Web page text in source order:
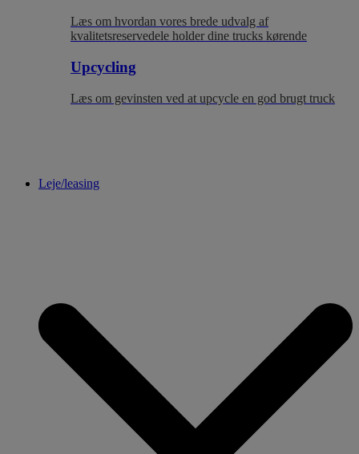
Læs om hvordan vores brede udvalg af
kvalitetsreservedele holder dine trucks kørende
Upcycling
Læs om gevinsten ved at upcycle en god brugt truck
Leje/leasing